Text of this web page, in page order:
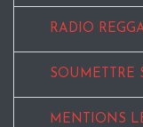
RADIO
SOUMETTRE
MENTIONS